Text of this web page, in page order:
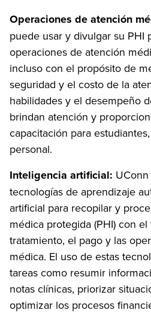
Operaciones de atención
puede usar y divulgar su PHI
operaciones de atención
incluso con el propósito de
seguridad y el costo de la
habilidades y el desempeño
brindan atención y
capacitación para
personal.
Inteligencia artificial:
tecnologías de aprendizaje
artificial para recopilar y
médica protegida (PHI) con
tratamiento, el pago y las
médica. El uso de estas
tareas como resumir
notas clínicas, priorizar
optimizar los procesos